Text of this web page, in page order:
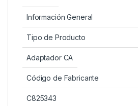
Información General
Tipo de Producto
Adaptador CA
Código de Fabricante
C825343